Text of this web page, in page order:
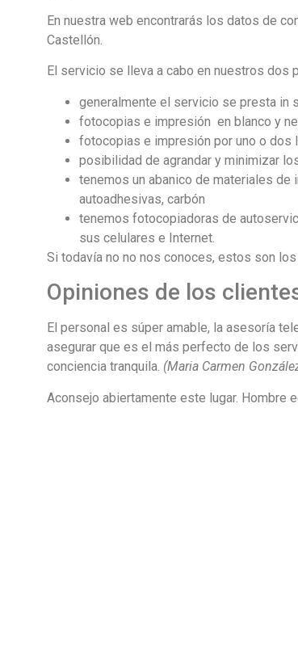
En nuestra web encontrarás los datos de
Castellón.
El servicio se lleva a cabo en nuestros
generalmente el servicio se presta in
fotocopias e impresión en blanco y
fotocopias e impresión por uno o dos
posibilidad de agrandar y minimizar
tenemos un abanico de materiales
autoadhesivas, carbón
tenemos fotocopiadoras de
sus celulares e Internet.
Si todavía no no nos conoces, estos son
Opiniones de los
El personal es súper amable, la asesoría
asegurar que es el más perfecto de los
conciencia tranquila. (Maria Carmen
Aconsejo abiertamente este lugar. Hombre